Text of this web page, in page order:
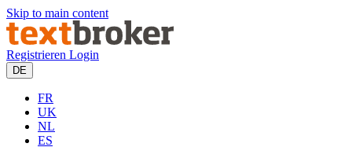
Skip to main content
Registrieren Login
DE
FR
UK
NL
ES